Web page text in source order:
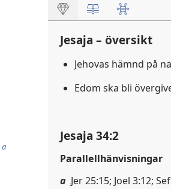
a
Jesaja – översikt
Jehovas hämnd på
Edom ska bli
Jesaja 34:2
Parallellhänvisningar
a Jer 25:15; Joel 3:12;